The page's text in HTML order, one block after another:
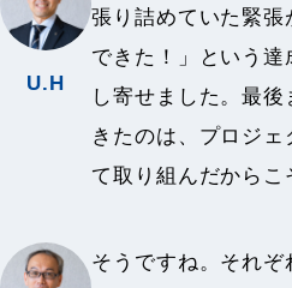
U.H
張り詰めていた緊張
できた！」という
し寄せました。最
きたのは、プロジ
て取り組んだからこ
そうですね。それぞ